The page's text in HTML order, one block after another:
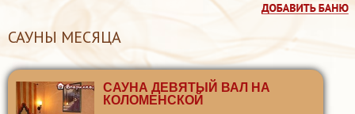
САУНЫ МЕСЯЦА
САУНА ДЕВЯТЫЙ ВАЛ НА
КОЛОМЕНСКОЙ